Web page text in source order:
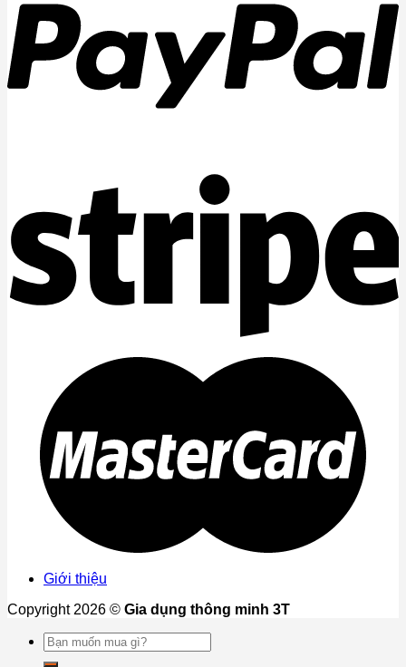
Giới thiệu
Copyright 2026 © Gia dụng thông minh 3T
Tìm
kiếm: